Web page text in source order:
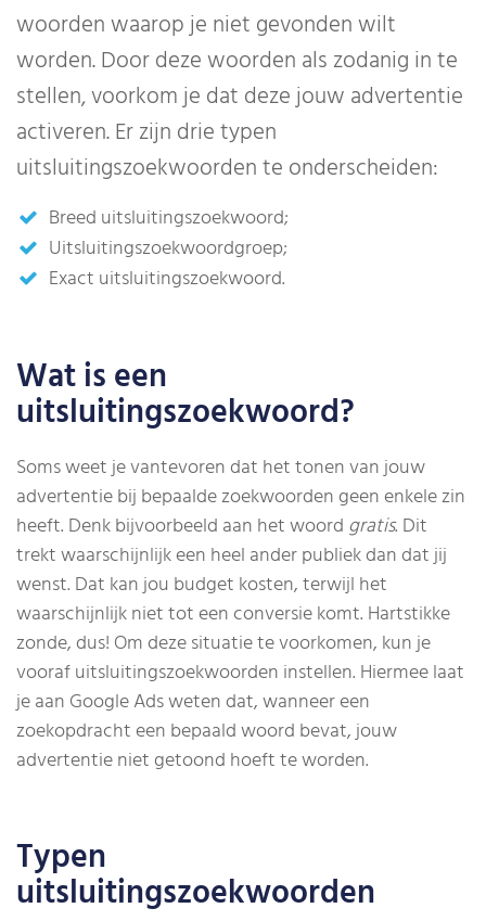
woorden waarop je niet gevonden wilt
worden. Door deze woorden als zodanig in te
stellen, voorkom je dat deze jouw advertentie
activeren. Er zijn drie typen
uitsluitingszoekwoorden te onderscheiden:
Breed uitsluitingszoekwoord;
Uitsluitingszoekwoordgroep;
Exact uitsluitingszoekwoord.
Wat is een
uitsluitingszoekwoord?
Soms weet je vantevoren dat het tonen van jouw
advertentie bij bepaalde zoekwoorden geen enkele zin
heeft. Denk bijvoorbeeld aan het woord gratis. Dit
trekt waarschijnlijk een heel ander publiek dan dat jij
wenst. Dat kan jou budget kosten, terwijl het
waarschijnlijk niet tot een conversie komt. Hartstikke
zonde, dus! Om deze situatie te voorkomen, kun je
vooraf uitsluitingszoekwoorden instellen. Hiermee laat
je aan Google Ads weten dat, wanneer een
zoekopdracht een bepaald woord bevat, jouw
advertentie niet getoond hoeft te worden.
Typen
uitsluitingszoekwoorden